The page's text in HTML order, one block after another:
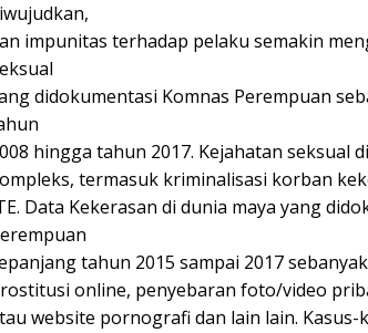
impunitas terhadap pelaku semakin
didokumentasi Komnas Perempuan
hingga tahun 2017. Kejahatan seksual
termasuk kriminalisasi korban
Data Kekerasan di dunia maya yang
tahun 2015 sampai 2017
online, penyebaran foto/video
website pornografi dan lain lain. Kasus-